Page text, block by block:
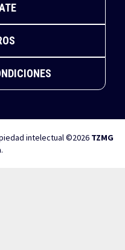
intelectual ©2026 TZMG
.